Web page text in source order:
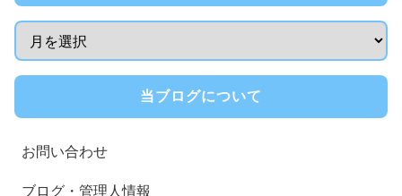
当ブログについて
お問い合わせ
ブログ・管理人情報